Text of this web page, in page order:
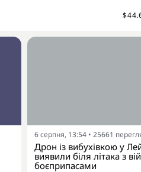
$
6 серпня, 13:54 • 25661
Дрон із вибухівкою у
виявили біля літака з
боєприпасами